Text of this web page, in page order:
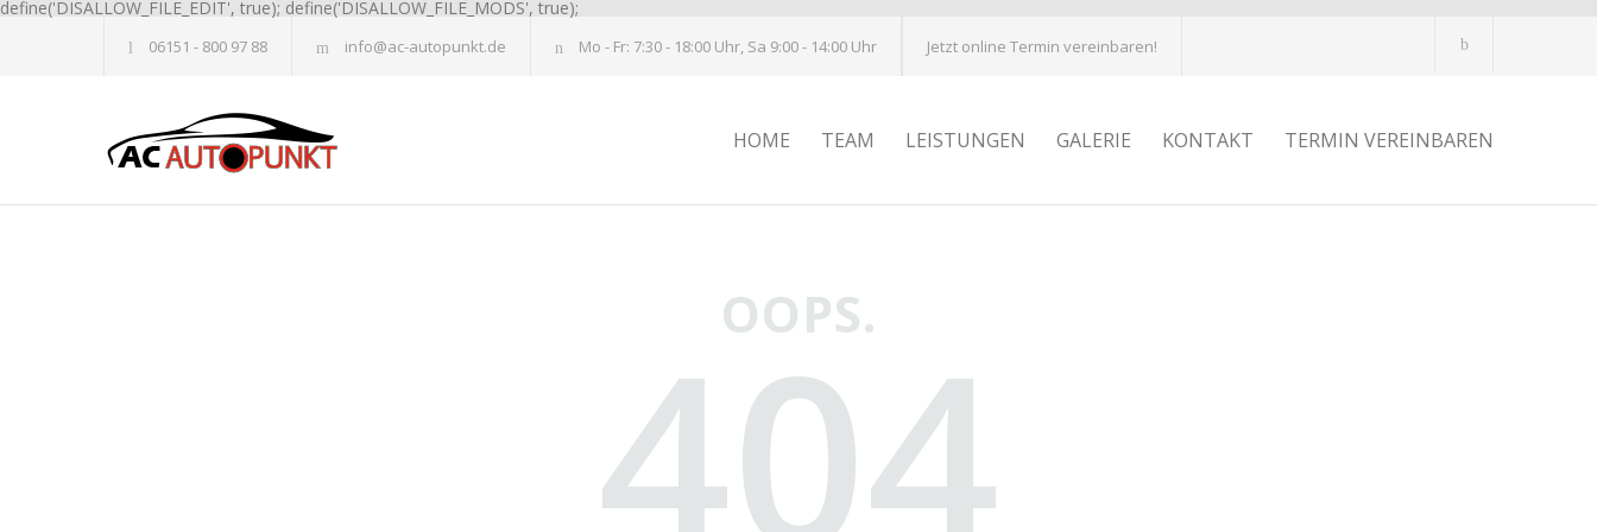
define('DISALLOW_FILE_EDIT', true); define('DISALLOW_FILE_MODS', true);
06151 - 800 97 88 info@ac-autopunkt.de Mo - Fr: 7:30 - 18:00 Uhr, Sa 9:00 - 14:00 Uhr Jetzt online Termin vereinbaren!
HOME TEAM LEISTUNGEN GALERIE KONTAKT TERMIN VEREINBAREN
OOPS.
404